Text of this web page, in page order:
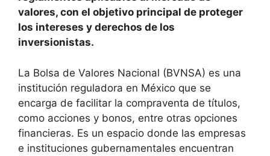
valores, con el objetivo principal de proteger
los intereses y derechos de los
inversionistas.
La Bolsa de Valores Nacional (BVNSA) es una
institución reguladora en México que se
encarga de facilitar la compraventa de títulos,
como acciones y bonos, entre otras opciones
financieras. Es un espacio donde las empresas
e instituciones gubernamentales encuentran